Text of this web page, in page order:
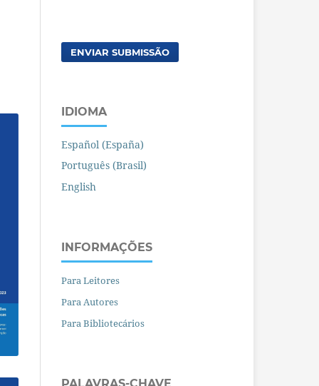
ENVIAR SUBMISSÃO
IDIOMA
Español (España)
Português (Brasil)
English
INFORMAÇÕES
Para Leitores
Para Autores
Para Bibliotecários